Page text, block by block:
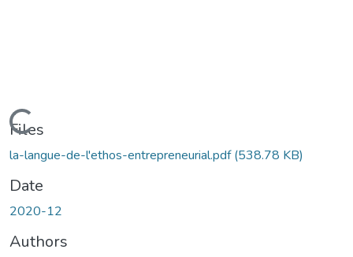
Loading...
Files
la-langue-de-l'ethos-entrepreneurial.pdf(538.78 KB)
Date
2020-12
Authors